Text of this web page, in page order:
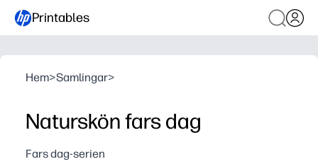
Printables
Hem>Samlingar>
Naturskön fars dag
Fars dag-serien